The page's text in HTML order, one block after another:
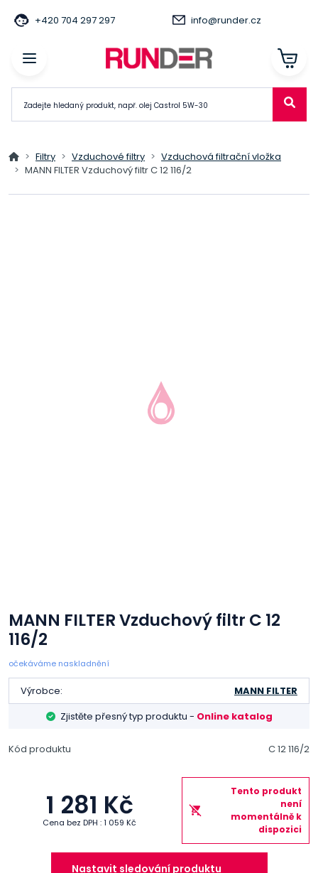
+420 704 297 297 info@runder.cz
Filtry Vzduchové filtry
Vzduchová filtrační vložka
MANN FILTER Vzduchový filtr C 12 116/2
MANN FILTER Vzduchový filtr C 12
116/2
očekáváme naskladnění
Výrobce:
MANN FILTER
Zjistěte přesný typ produktu - Online katalog
Kód produktu C 12 116/2
1 281 Kč
Cena bez DPH : 1 059 Kč
Tento produkt
není
momentálně k
dispozici
Nastavit sledování produktu